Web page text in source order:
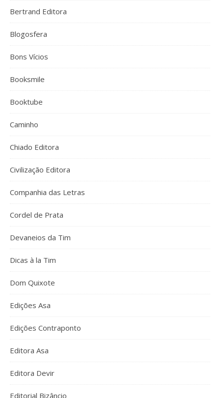
Bertrand Editora
Blogosfera
Bons Vícios
Booksmile
Booktube
Caminho
Chiado Editora
Civilização Editora
Companhia das Letras
Cordel de Prata
Devaneios da Tim
Dicas à la Tim
Dom Quixote
Edições Asa
Edições Contraponto
Editora Asa
Editora Devir
Editorial Bizâncio